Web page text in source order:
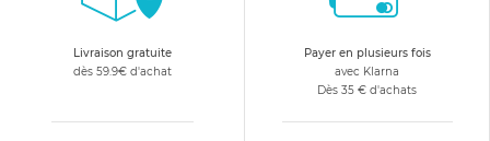
Livraison gratuite
dès 59.9€ d'achat
Payer en plusieurs fois
avec Klarna
Dès 35 € d'achats